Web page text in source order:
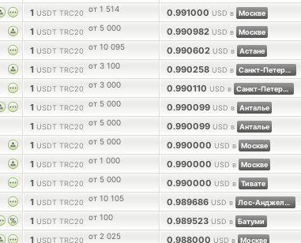
1 USDT TRC20 от 1 514 0.991000 USD в Москве
1 USDT TRC20 от 5 000 0.990982 USD в Москве
1 USDT TRC20 от 10 095 0.990602 USD в Астане
1 USDT TRC20 от 3 100 0.990258 USD в Санкт-Петербурге
1 USDT TRC20 от 3 000 0.990110 USD в Санкт-Петербурге
1 USDT TRC20 от 5 000 0.990099 USD в Анталье
1 USDT TRC20 от 5 000 0.990099 USD в Анталье
1 USDT TRC20 от 5 000 0.990000 USD в Москве
1 USDT TRC20 от 1 000 0.990000 USD в Москве
1 USDT TRC20 от 5 000 0.990000 USD в Тивате
1 USDT TRC20 от 10 105 0.989686 USD в Лос-Анджелесе
1 USDT TRC20 от 100 0.989523 USD в Батуми
1 USDT TRC20 от 2 025 0.988000 USD в Москве